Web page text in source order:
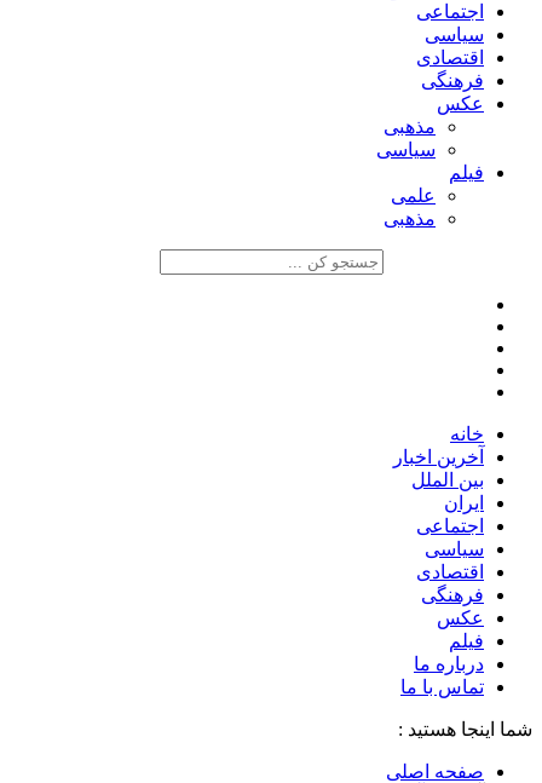
اجتماعی
سیاسی
اقتصادی
فرهنگی
عکس
مذهبی
سیاسی
فیلم
علمی
مذهبی
خانه
آخرین اخبار
بین الملل
ایران
اجتماعی
سیاسی
اقتصادی
فرهنگی
عکس
فیلم
درباره ما
تماس با ما
شما اینجا هستید :
صفحه اصلی